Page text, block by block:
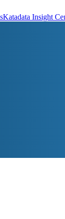
Katadata Insight